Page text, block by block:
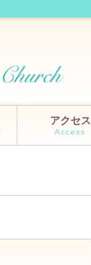
アクセス
Access